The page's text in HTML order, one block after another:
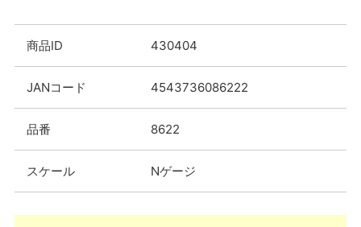
商品ID 430404
JANコード 4543736086222
品番 8622
スケール Nゲージ